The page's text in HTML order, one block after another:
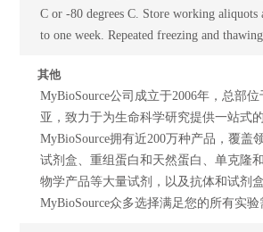
C or -80 degrees C. Store working aliquots
to one week. Repeated freezing and
其他
MyBioSource公司成立于2006年，总部
亚，致力于为生命科学研究提供一站式
MyBioSource拥有近200万种产品，覆盖
试剂盒、重组蛋白和天然蛋白、单克隆
物学产品等大量试剂，以及抗体和试剂
MyBioSource众多选择满足您的所有实验